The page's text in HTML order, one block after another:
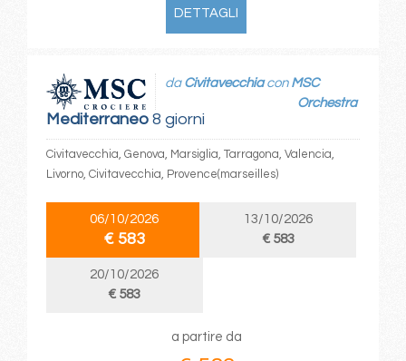
DETTAGLI
Mediterraneo8 giorni
da Civitavecchiacon MSC
Orchestra
Civitavecchia, Genova, Marsiglia, Tarragona, Valencia,
Livorno, Civitavecchia, Provence(marseilles)
06/10/2026
€ 583
13/10/2026
€ 583
20/10/2026
€ 583
a partire da